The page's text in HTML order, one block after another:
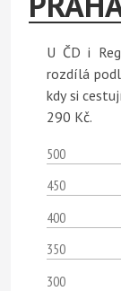
U ČD i
rozdílá
kdy si
290 Kč.
500
450
400
350
300